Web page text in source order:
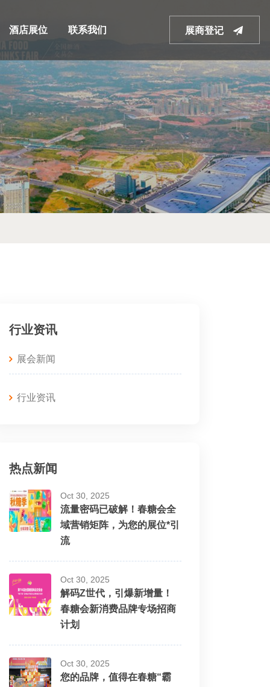
酒店展位 联系我们 展商登记
行业资讯
展会新闻
行业资讯
热点新闻
Oct 30, 2025
流量密码已破解！春糖会全
域营销矩阵，为您的展位*引
流
Oct 30, 2025
解码Z世代，引爆新增量！
春糖会新消费品牌专场招商
计划
Oct 30, 2025
您的品牌，值得在春糖“霸